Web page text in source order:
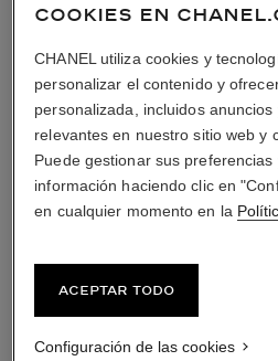
COOKIES EN
CHANEL utiliza cookies y
personalizar el contenido y
personalizada, incluidos
relevantes en nuestro sitio web y
Puede gestionar sus
información haciendo clic en
en cualquier momento en la
Aceptar todo
Configuración de las cookies